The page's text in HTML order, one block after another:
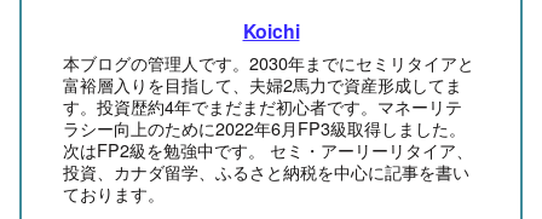
Koichi
本ブログの管理人です。2030年までにセミリタイアと
富裕層入りを目指して、夫婦2馬力で資産形成してま
す。投資歴約4年でまだまだ初心者です。マネーリテ
ラシー向上のために2022年6月FP3級取得しました。
次はFP2級を勉強中です。 セミ・アーリーリタイア、
投資、カナダ留学、ふるさと納税を中心に記事を書い
ております。